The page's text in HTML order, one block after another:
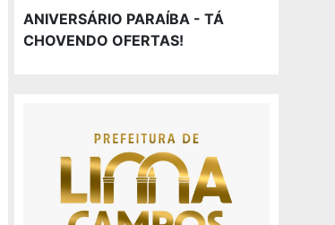
ANIVERSÁRIO PARAÍBA - TÁ
CHOVENDO OFERTAS!